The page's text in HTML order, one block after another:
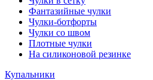
Фантазийные чулки
Чулки-ботфорты
Чулки со швом
Плотные чулки
На силиконовой резинке
Купальники